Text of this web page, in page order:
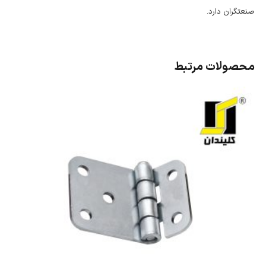
صنعتگران دارد.
محصولات مرتبط